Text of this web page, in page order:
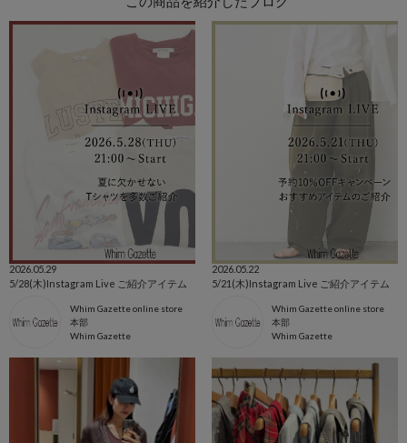
2026.05.29
5/28(木)Instagram Live ご紹介アイテム
Whim Gazette online store
本部
Whim Gazette
2026.05.22
5/21(木)Instagram Live ご紹介アイテム
Whim Gazette online store
本部
Whim Gazette